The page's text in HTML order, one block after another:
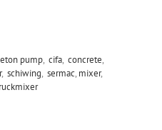
pump, cifa, concrete,
, schiwing, sermac, mixer,